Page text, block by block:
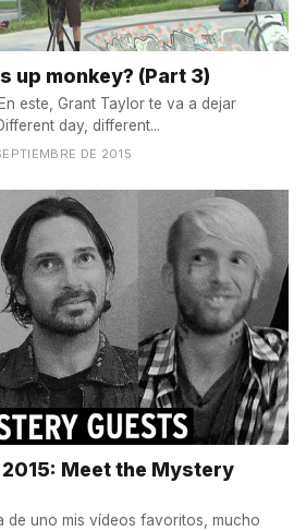
up monkey? (Part 3)
este, Grant Taylor te va a dejar
day, different...
DE 2015
Meet the Mystery
de uno mis vídeos favoritos, mucho